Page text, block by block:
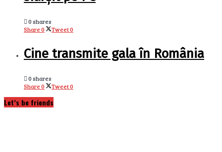
0 shares
Share0 Tweet0
Cine transmite gala în România
0 shares
Share0 Tweet0
Let’s be friends